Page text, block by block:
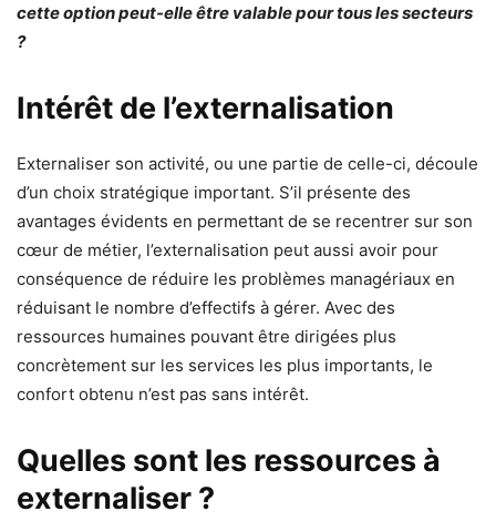
cette option peut-elle être valable pour tous les secteurs
?
Intérêt de l’externalisation
Externaliser son activité, ou une partie de celle-ci, découle
d’un choix stratégique important. S’il présente des
avantages évidents en permettant de se recentrer sur son
cœur de métier, l’externalisation peut aussi avoir pour
conséquence de réduire les problèmes managériaux en
réduisant le nombre d’effectifs à gérer. Avec des
ressources humaines pouvant être dirigées plus
concrètement sur les services les plus importants, le
confort obtenu n’est pas sans intérêt.
Quelles sont les ressources à
externaliser ?